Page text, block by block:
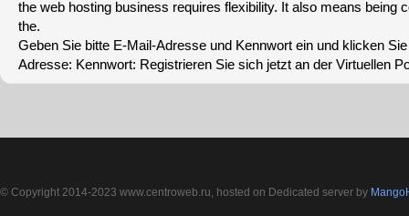
the web hosting business requires flexibility. It also means being
the.
Geben Sie bitte E-Mail-Adresse und Kennwort ein und klicken
Adresse: Kennwort: Registrieren Sie sich jetzt an der Virtuellen
© Copyright 2014-2023 www.centroweb.ru, hosted on Dedicated server by